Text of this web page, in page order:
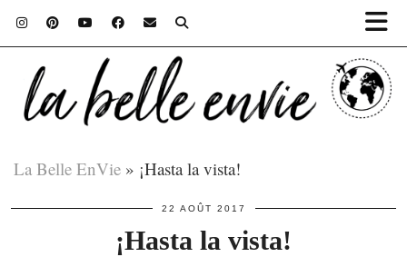
La Belle EnVie » ¡Hasta la vista!
22 AOÛT 2017
¡Hasta la vista!